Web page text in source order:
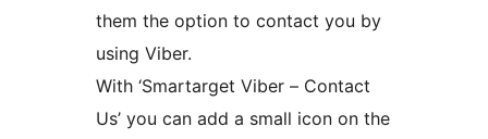
them the option to contact you by
using Viber.
With ‘Smartarget Viber – Contact
Us’ you can add a small icon on the